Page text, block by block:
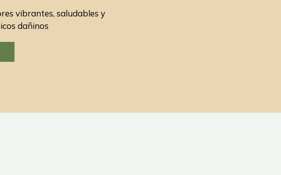
vibrantes, saludables y
dañinos